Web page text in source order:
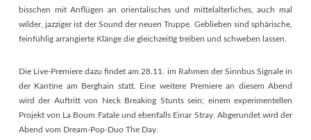
bisschen mit Anflügen an orientalisches und mittelalterliches, auch mal
wilder, jazziger ist der Sound der neuen Truppe. Geblieben sind sphärische,
feinfühlig arrangierte Klänge die gleichzeitig treiben und schweben lassen.
Die Live-Premiere dazu findet am 28.11. im Rahmen der Sinnbus Signale in
der Kantine am Berghain statt. Eine weitere Premiere an diesem Abend
wird der Auftritt von Neck Breaking Stunts sein; einem experimentellen
Projekt von La Boum Fatale und ebenfalls Einar Stray. Abgerundet wird der
Abend vom Dream-Pop-Duo The Day.